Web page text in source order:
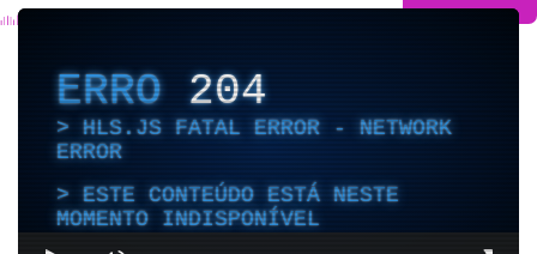
ERRO204
HLS.JS FATAL ERROR - NETWORK
ERROR
ESTE CONTEÚDO ESTÁ NESTE
MOMENTO INDISPONÍVEL